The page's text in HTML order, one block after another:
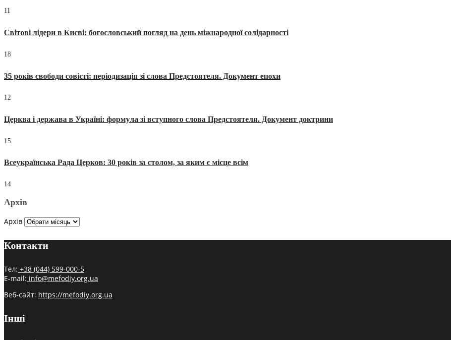
11
Світові лідери в Києві: богословський погляд на день міжнародної солідарності
18
35 років свободи совісті: періодизація зі слова Предстоятеля. Документ епохи
12
Церква і держава в Україні: формула зі вступного слова Предстоятеля. Документ доктрини
15
Всеукраїнська Рада Церков: 30 років за столом, за яким є місце всім
14
Архів
Архів
Контакти
Тел: +38 (044) 599-000-5
E-mail: info@mefodiy.org.ua
Веб-сайт: https://mefodiy.org.ua
Інші